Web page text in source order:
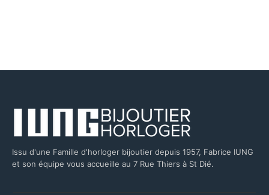
Issu d'une Famille d'horloger bijoutier depuis 1957, Fabrice IUNG
et son équipe vous accueille au 7 Rue Thiers à St Dié.